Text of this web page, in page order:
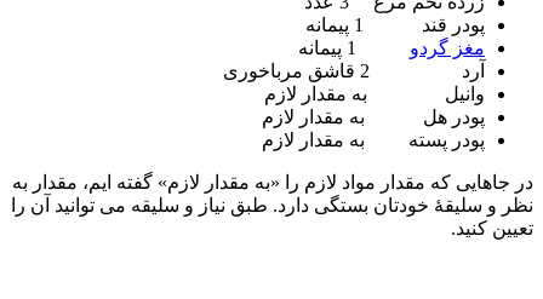
پودر قند 1 پیمانه
مغز گردو
آرد 2 قاشق مرباخوری
وانیل به مقدار لازم
پودر هل به مقدار لازم
پودر پسته به مقدار لازم
در جاهایی که مقدار مواد لازم را «به مقدار لازم» گفته ایم، مقدار به
نظر و سلیقۀ خودتان بستگی دارد. طبق نیاز و سلیقه می توانید آن را
تعیین کنید.